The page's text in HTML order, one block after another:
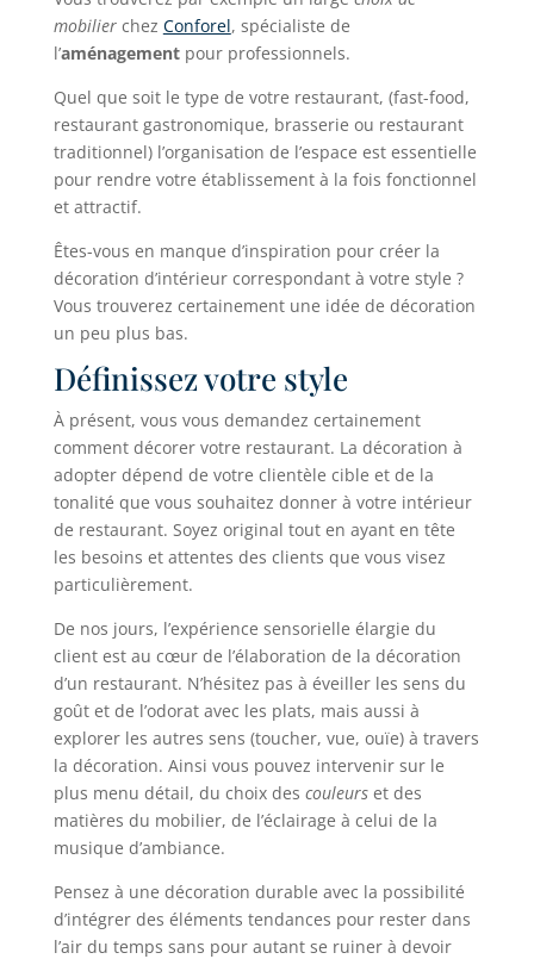
mobilierchez Conforel, spécialiste de
l’aménagementpour professionnels.
Quel que soit le type de votre restaurant, (fast-food,
restaurant gastronomique, brasserie ou restaurant
traditionnel) l’organisation de l’espace est essentielle
pour rendre votre établissement à la fois fonctionnel
et attractif.
Êtes-vous en manque d’inspiration pour créer la
décoration d’intérieur correspondant à votre style ?
Vous trouverez certainement une idée de décoration
un peu plus bas.
Définissez votre style
À présent, vous vous demandez certainement
comment décorer votre restaurant. La décoration à
adopter dépend de votre clientèle cible et de la
tonalité que vous souhaitez donner à votre intérieur
de restaurant. Soyez original tout en ayant en tête
les besoins et attentes des clients que vous visez
particulièrement.
De nos jours, l’expérience sensorielle élargie du
client est au cœur de l’élaboration de la décoration
d’un restaurant. N’hésitez pas à éveiller les sens du
goût et de l’odorat avec les plats, mais aussi à
explorer les autres sens (toucher, vue, ouïe) à travers
la décoration. Ainsi vous pouvez intervenir sur le
plus menu détail, du choix des couleurset des
matières du mobilier, de l’éclairage à celui de la
musique d’ambiance.
Pensez à une décoration durable avec la possibilité
d’intégrer des éléments tendances pour rester dans
l’air du temps sans pour autant se ruiner à devoir